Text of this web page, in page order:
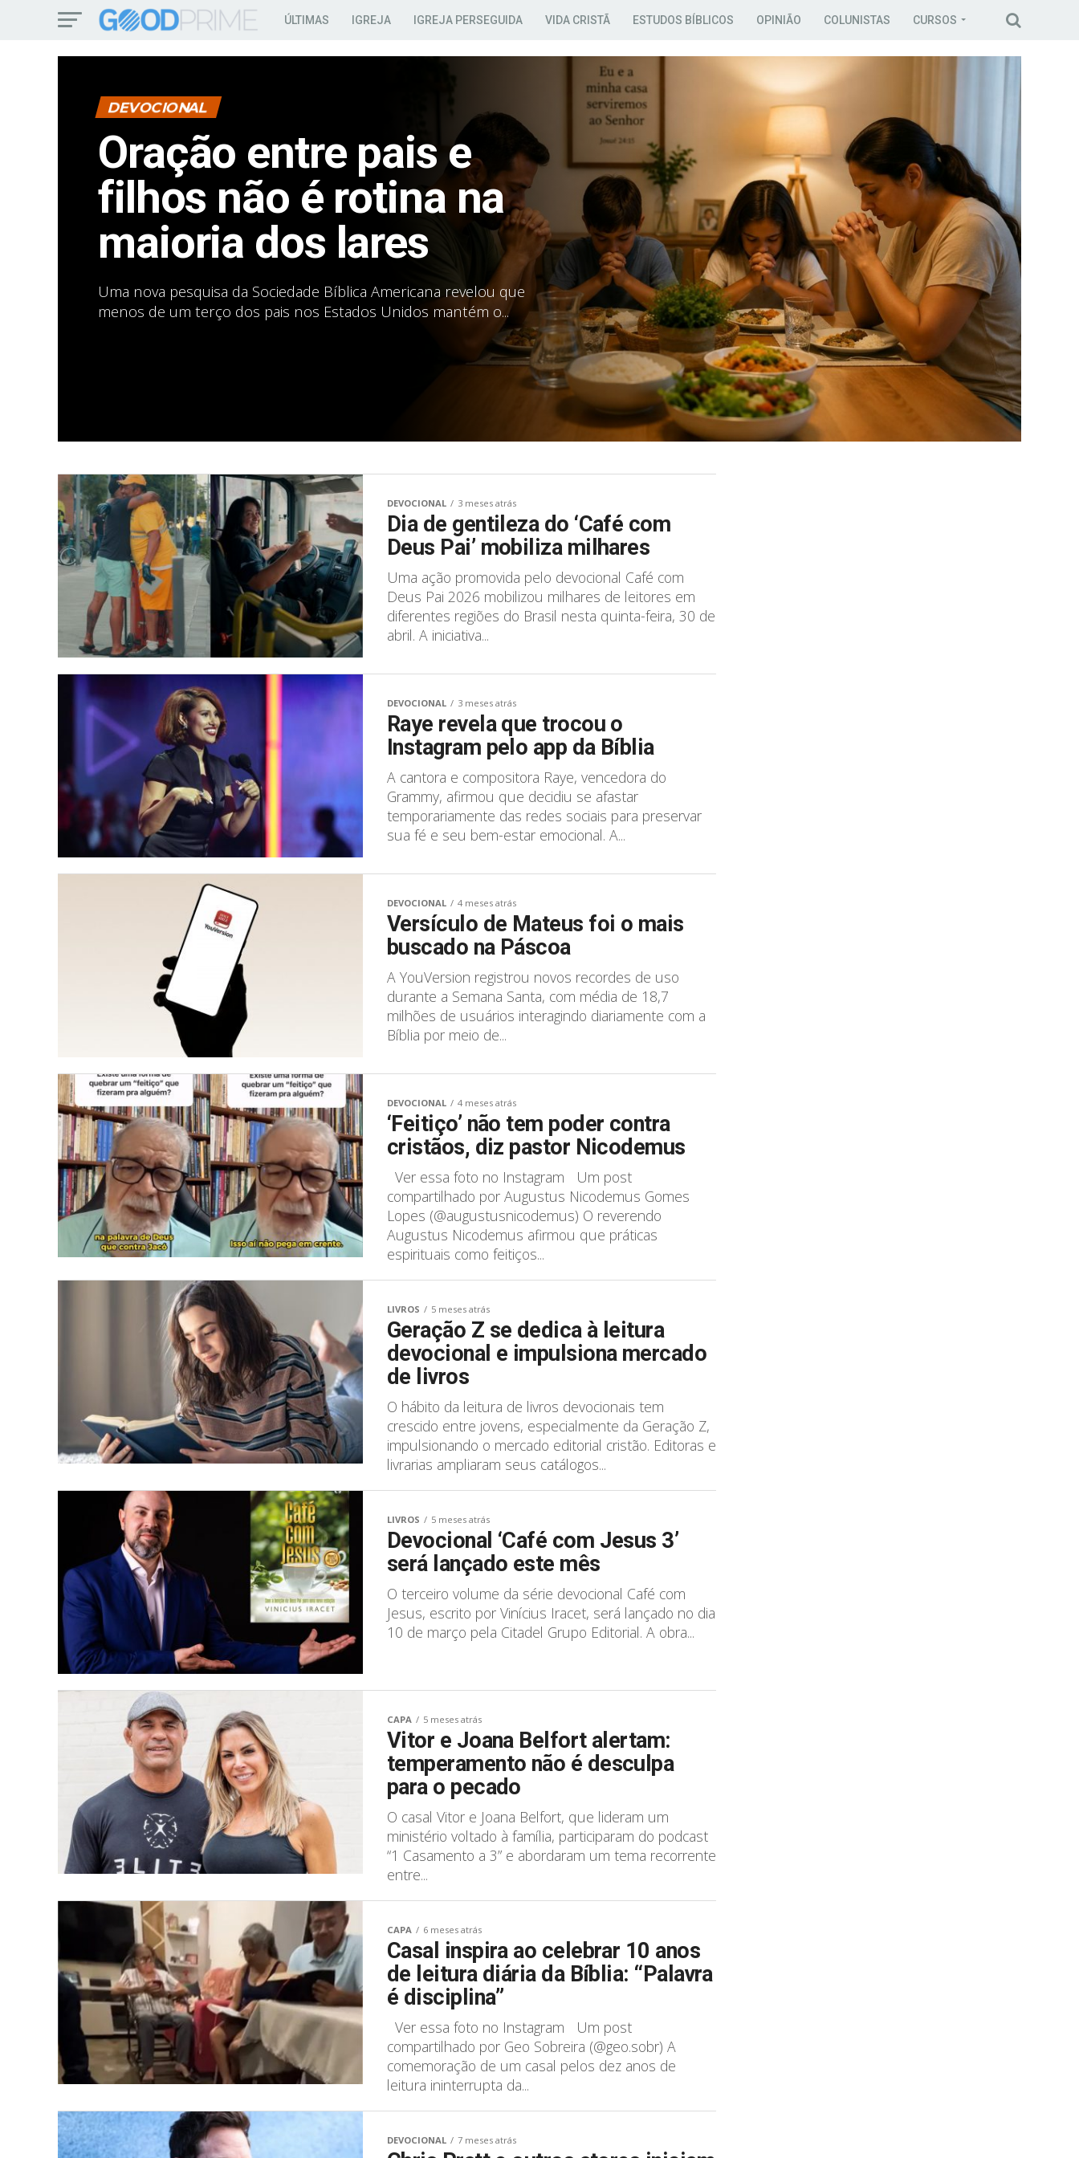
ÚLTIMAS IGREJA IGREJA PERSEGUIDA VIDA CRISTÃ ESTUDOS BÍBLICOS OPINIÃO COLUNISTAS CURSOS
DEVOCIONAL
Oração entre pais e
filhos não é rotina na
maioria dos lares
Uma nova pesquisa da Sociedade Bíblica Americana revelou que
menos de um terço dos pais nos Estados Unidos mantém o...
DEVOCIONAL 3 meses atrás
Dia de gentileza do ‘Café com
Deus Pai’ mobiliza milhares
Uma ação promovida pelo devocional Café com
Deus Pai 2026 mobilizou milhares de leitores em
diferentes regiões do Brasil nesta quinta-feira, 30 de
abril. A iniciativa...
DEVOCIONAL 3 meses atrás
Raye revela que trocou o
Instagram pelo app da Bíblia
A cantora e compositora Raye, vencedora do
Grammy, afirmou que decidiu se afastar
temporariamente das redes sociais para preservar
sua fé e seu bem-estar emocional. A...
DEVOCIONAL 4 meses atrás
Versículo de Mateus foi o mais
buscado na Páscoa
A YouVersion registrou novos recordes de uso
durante a Semana Santa, com média de 18,7
milhões de usuários interagindo diariamente com a
Bíblia por meio de...
DEVOCIONAL 4 meses atrás
‘Feitiço’ não tem poder contra
cristãos, diz pastor Nicodemus
Ver essa foto no Instagram Um post
compartilhado por Augustus Nicodemus Gomes
Lopes (@augustusnicodemus) O reverendo
Augustus Nicodemus afirmou que práticas
espirituais como feitiços...
LIVROS 5 meses atrás
Geração Z se dedica à leitura
devocional e impulsiona mercado
de livros
O hábito da leitura de livros devocionais tem
crescido entre jovens, especialmente da Geração Z,
impulsionando o mercado editorial cristão. Editoras e
livrarias ampliaram seus catálogos...
LIVROS 5 meses atrás
Devocional ‘Café com Jesus 3’
será lançado este mês
O terceiro volume da série devocional Café com
Jesus, escrito por Vinícius Iracet, será lançado no dia
10 de março pela Citadel Grupo Editorial. A obra...
CAPA 5 meses atrás
Vitor e Joana Belfort alertam:
temperamento não é desculpa
para o pecado
O casal Vitor e Joana Belfort, que lideram um
ministério voltado à família, participaram do podcast
“1 Casamento a 3” e abordaram um tema recorrente
entre...
CAPA 6 meses atrás
Casal inspira ao celebrar 10 anos
de leitura diária da Bíblia: “Palavra
é disciplina”
Ver essa foto no Instagram Um post
compartilhado por Geo Sobreira (@geo.sobr) A
comemoração de um casal pelos dez anos de
leitura ininterrupta da...
DEVOCIONAL 7 meses atrás